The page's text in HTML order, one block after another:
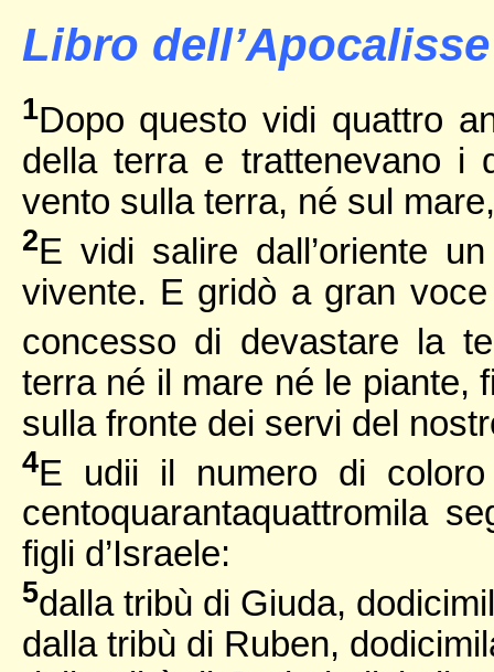
Libro
1Dopo questo vidi quattro
della terra e trattenevano i
vento sulla terra, né sul
2E vidi salire dall’oriente
vivente. E gridò a gran
concesso di devastare la
terra né il mare né le piante,
sulla fronte dei servi del
4E udii il numero di
centoquarantaquattromila
figli d’Israele:
5dalla tribù di Giuda,
dalla tribù di Ruben,